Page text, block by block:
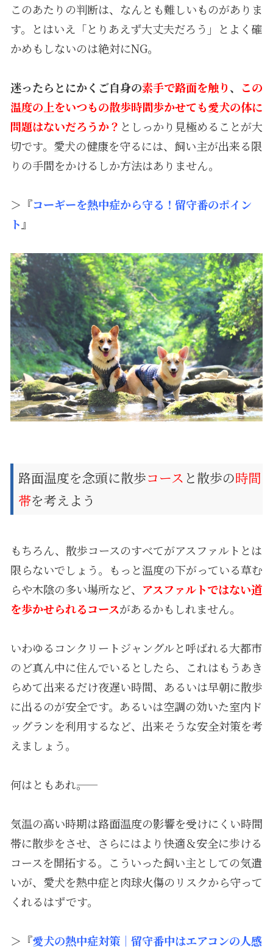
このあたりの判断は、なんとも難しいものがありま
す。とはいえ「とりあえず大丈夫だろう」とよく確
かめもしないのは絶対にNG。
迷ったらとにかくご自身の素手で路面を触り、
この
温度の上をいつもの散歩時間歩かせても愛犬の体に
問題はないだろうか？ としっかり見極めることが大
切です。愛犬の健康を守るには、飼い主が出来る限
りの手間をかけるしか方法はありません。
＞『コーギーを熱中症から守る！留守番のポイン
ト 』
路面温度を念頭に散歩コース と散歩の時間
帯を考えよう
もちろん、散歩コースのすべてがアスファルトとは
限らないでしょう。もっと温度の下がっている草む
らや木陰の多い場所など、 アスファルトではない道
を歩かせられるコースがあるかもしれません。
いわゆるコンクリートジャングルと呼ばれる大都市
のど真ん中に住んでいるとしたら、これはもうあき
らめて出来るだけ夜遅い時間、あるいは早朝に散歩
に出るのが安全です。あるいは空調の効いた室内ド
ッグランを利用するなど、出来そうな安全対策を考
えましょう。
何はともあれ――。
気温の高い時期は路面温度の影響を受けにくい時間
帯に散歩をさせ、さらにはより快適＆安全に歩ける
コースを開拓する。こういった飼い主としての気遣
いが、愛犬を熱中症と肉球火傷のリスクから守って
くれるはずです。
＞『愛犬の熱中症対策｜留守番中はエアコンの人感